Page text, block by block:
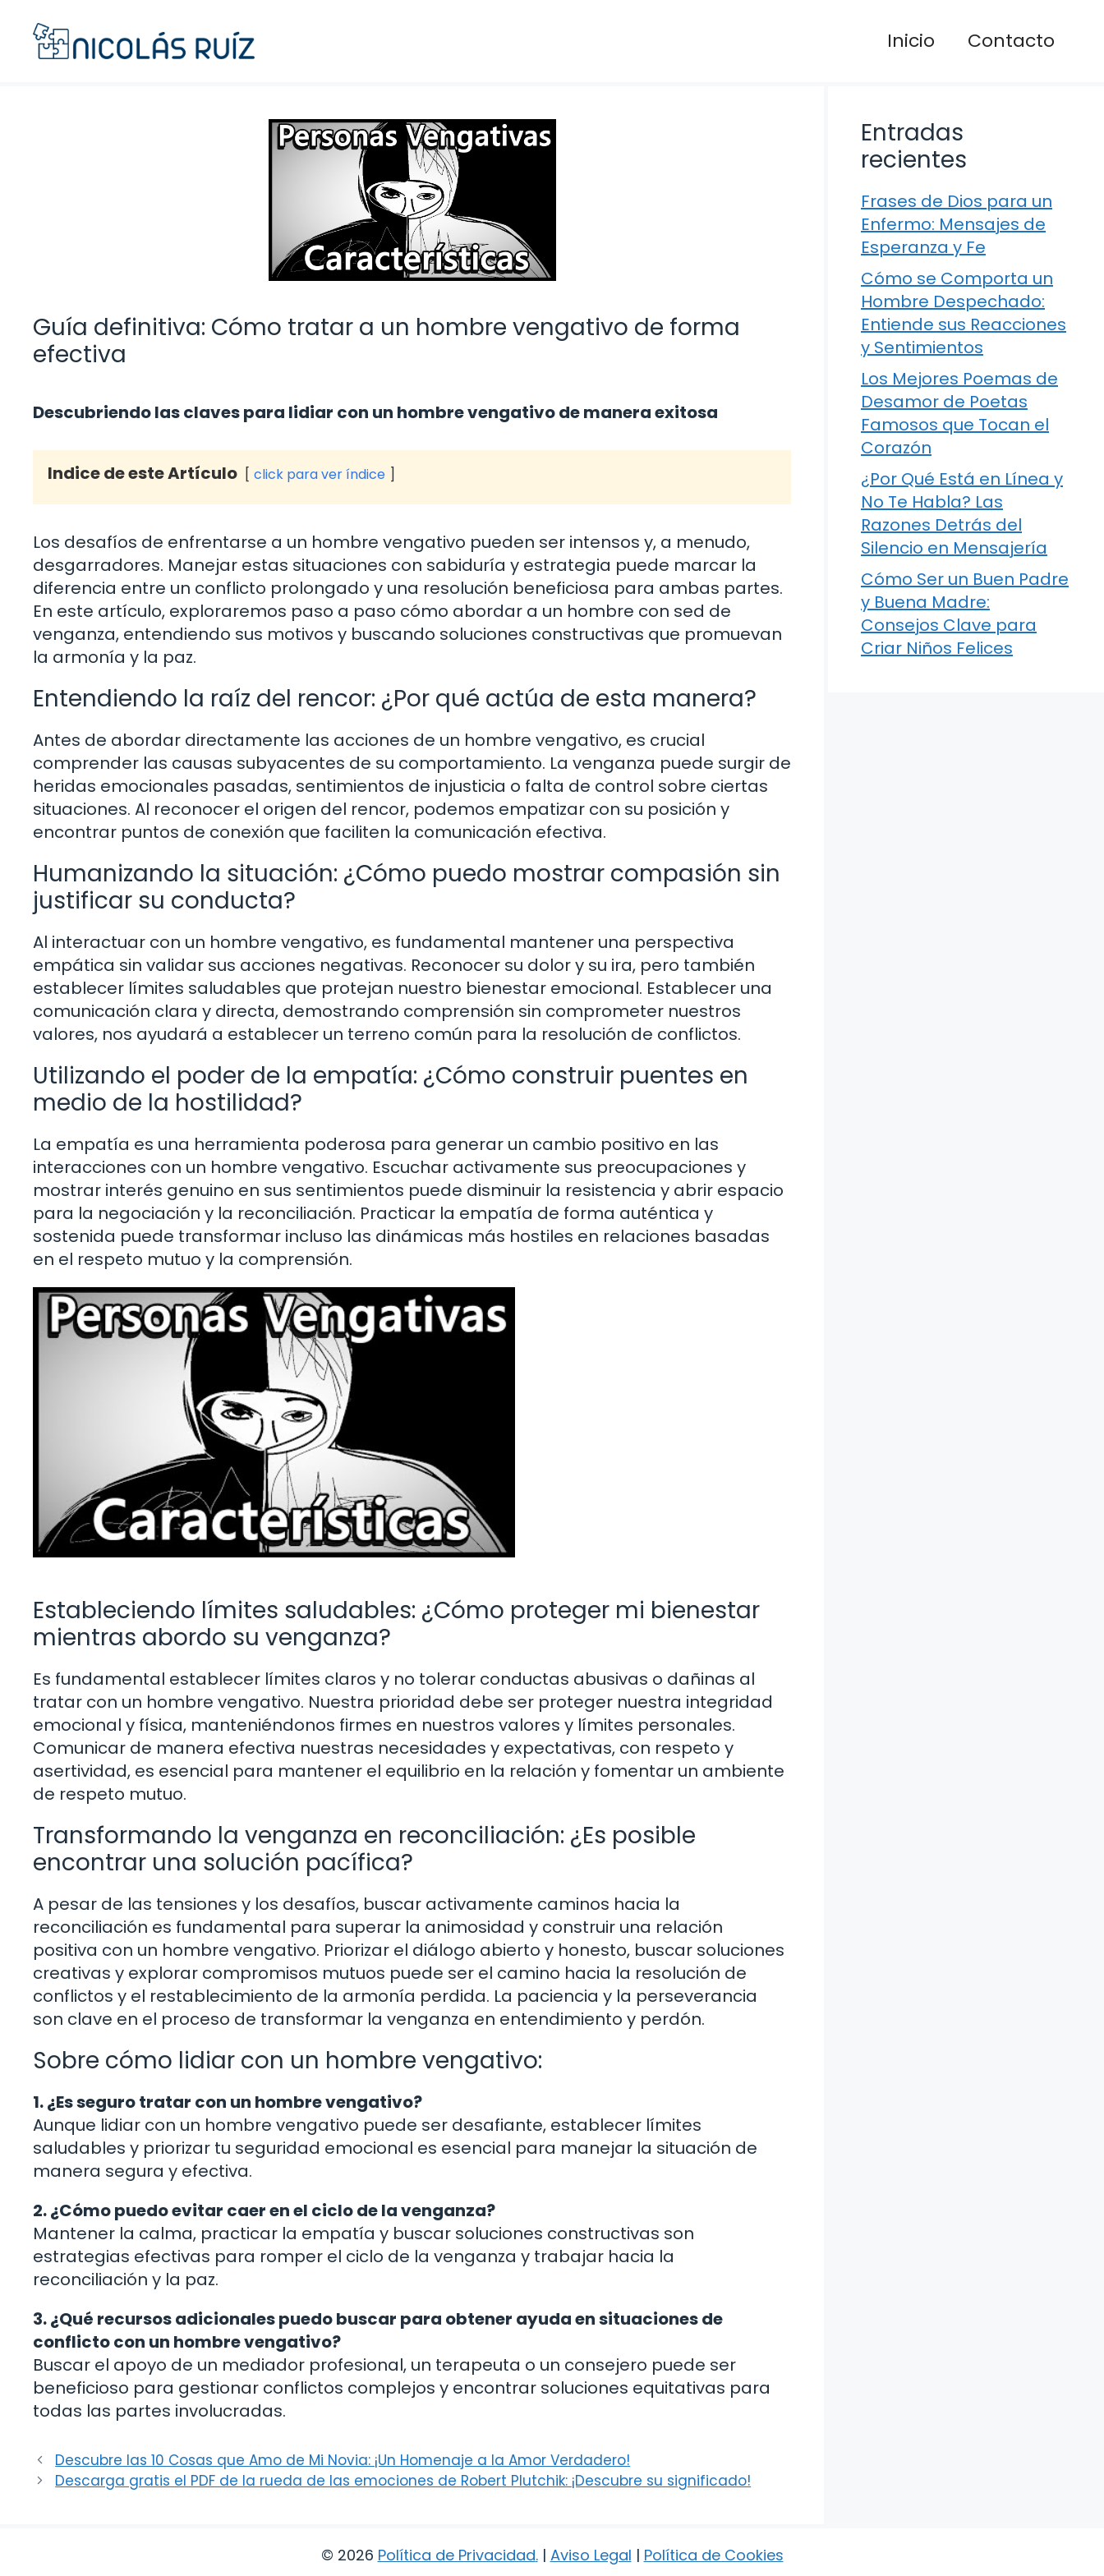
contenido
Inicio Contacto
Guía definitiva: Cómo tratar a un hombre vengativo de forma
efectiva
Descubriendo las claves para lidiar con un hombre vengativo de manera exitosa
Indice de este Artículo click para ver índice
Los desafíos de enfrentarse a un hombre vengativo pueden ser intensos y, a menudo,
desgarradores. Manejar estas situaciones con sabiduría y estrategia puede marcar la
diferencia entre un conflicto prolongado y una resolución beneficiosa para ambas partes.
En este artículo, exploraremos paso a paso cómo abordar a un hombre con sed de
venganza, entendiendo sus motivos y buscando soluciones constructivas que promuevan
la armonía y la paz.
Entendiendo la raíz del rencor: ¿Por qué actúa de esta manera?
Antes de abordar directamente las acciones de un hombre vengativo, es crucial
comprender las causas subyacentes de su comportamiento. La venganza puede surgir de
heridas emocionales pasadas, sentimientos de injusticia o falta de control sobre ciertas
situaciones. Al reconocer el origen del rencor, podemos empatizar con su posición y
encontrar puntos de conexión que faciliten la comunicación efectiva.
Humanizando la situación: ¿Cómo puedo mostrar compasión sin
justificar su conducta?
Al interactuar con un hombre vengativo, es fundamental mantener una perspectiva
empática sin validar sus acciones negativas. Reconocer su dolor y su ira, pero también
establecer límites saludables que protejan nuestro bienestar emocional. Establecer una
comunicación clara y directa, demostrando comprensión sin comprometer nuestros
valores, nos ayudará a establecer un terreno común para la resolución de conflictos.
Utilizando el poder de la empatía: ¿Cómo construir puentes en
medio de la hostilidad?
La empatía es una herramienta poderosa para generar un cambio positivo en las
interacciones con un hombre vengativo. Escuchar activamente sus preocupaciones y
mostrar interés genuino en sus sentimientos puede disminuir la resistencia y abrir espacio
para la negociación y la reconciliación. Practicar la empatía de forma auténtica y
sostenida puede transformar incluso las dinámicas más hostiles en relaciones basadas
en el respeto mutuo y la comprensión.
Estableciendo límites saludables: ¿Cómo proteger mi bienestar
mientras abordo su venganza?
Es fundamental establecer límites claros y no tolerar conductas abusivas o dañinas al
tratar con un hombre vengativo. Nuestra prioridad debe ser proteger nuestra integridad
emocional y física, manteniéndonos firmes en nuestros valores y límites personales.
Comunicar de manera efectiva nuestras necesidades y expectativas, con respeto y
asertividad, es esencial para mantener el equilibrio en la relación y fomentar un ambiente
de respeto mutuo.
Transformando la venganza en reconciliación: ¿Es posible
encontrar una solución pacífica?
A pesar de las tensiones y los desafíos, buscar activamente caminos hacia la
reconciliación es fundamental para superar la animosidad y construir una relación
positiva con un hombre vengativo. Priorizar el diálogo abierto y honesto, buscar soluciones
creativas y explorar compromisos mutuos puede ser el camino hacia la resolución de
conflictos y el restablecimiento de la armonía perdida. La paciencia y la perseverancia
son clave en el proceso de transformar la venganza en entendimiento y perdón.
Sobre cómo lidiar con un hombre vengativo:
1. ¿Es seguro tratar con un hombre vengativo?
Aunque lidiar con un hombre vengativo puede ser desafiante, establecer límites
saludables y priorizar tu seguridad emocional es esencial para manejar la situación de
manera segura y efectiva.
2. ¿Cómo puedo evitar caer en el ciclo de la venganza?
Mantener la calma, practicar la empatía y buscar soluciones constructivas son
estrategias efectivas para romper el ciclo de la venganza y trabajar hacia la
reconciliación y la paz.
3. ¿Qué recursos adicionales puedo buscar para obtener ayuda en situaciones de
conflicto con un hombre vengativo?
Buscar el apoyo de un mediador profesional, un terapeuta o un consejero puede ser
beneficioso para gestionar conflictos complejos y encontrar soluciones equitativas para
todas las partes involucradas.
Descubre las 10 Cosas que Amo de Mi Novia: ¡Un Homenaje a la Amor Verdadero!
Descarga gratis el PDF de la rueda de las emociones de Robert Plutchik: ¡Descubre su significado!
Entradas
recientes
Frases de Dios para un
Enfermo: Mensajes de
Esperanza y Fe
Cómo se Comporta un
Hombre Despechado:
Entiende sus Reacciones
y Sentimientos
Los Mejores Poemas de
Desamor de Poetas
Famosos que Tocan el
Corazón
¿Por Qué Está en Línea y
No Te Habla? Las
Razones Detrás del
Silencio en Mensajería
Cómo Ser un Buen Padre
y Buena Madre:
Consejos Clave para
Criar Niños Felices
© 2026 Política de Privacidad.| Aviso Legal | Política de Cookies